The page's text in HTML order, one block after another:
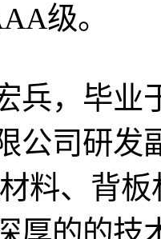
级。
兵，毕业
公司研发
料、背